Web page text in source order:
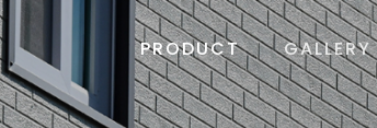
PRODUCT GALLERY